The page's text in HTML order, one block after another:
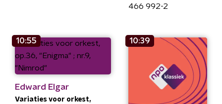
466 992-2
10:55
Edward Elgar
Variaties voor orkest,
10:39